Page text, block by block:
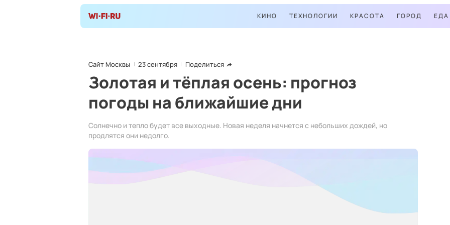
КИНО ТЕХНОЛОГИИ КРАСОТА ГОРОД ЕДА
Сайт Москвы 23 сентября Поделиться
Золотая и тёплая осень: прогноз
погоды на ближайшие дни
Солнечно и тепло будет все выходные. Новая неделя начнется с небольших дождей, но
продлятся они недолго.